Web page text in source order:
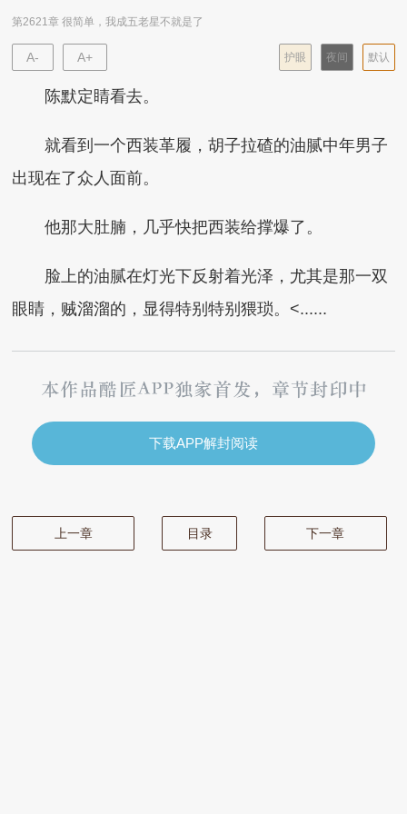
第2621章 很简单，我成五老星不就是了
A- A+ 默认
夜间
护眼
陈默定睛看去。
就看到一个西装革履，胡子拉碴的油腻中年男子
出现在了众人面前。
他那大肚腩，几乎快把西装给撑爆了。
脸上的油腻在灯光下反射着光泽，尤其是那一双
眼睛，贼溜溜的，显得特别特别猥琐。<......
下载APP解封阅读
上一章 目录 下一章